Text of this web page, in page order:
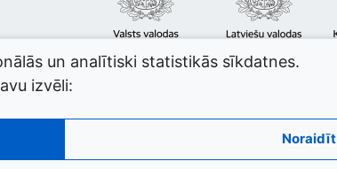
un analītiski statistikās sīkdatnes.
izvēli:
Noraidīt